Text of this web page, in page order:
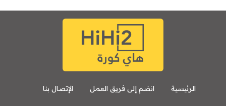
الرئيسية انضم إلى فريق العمل الإتصال بنا